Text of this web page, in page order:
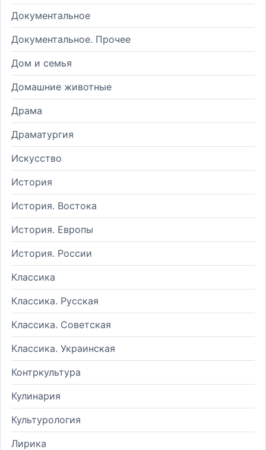
Документальное
Документальное. Прочее
Дом и семья
Домашние животные
Драма
Драматургия
Искусство
История
История. Востока
История. Европы
История. России
Классика
Классика. Русская
Классика. Советская
Классика. Украинская
Контркультура
Кулинария
Культурология
Лирика